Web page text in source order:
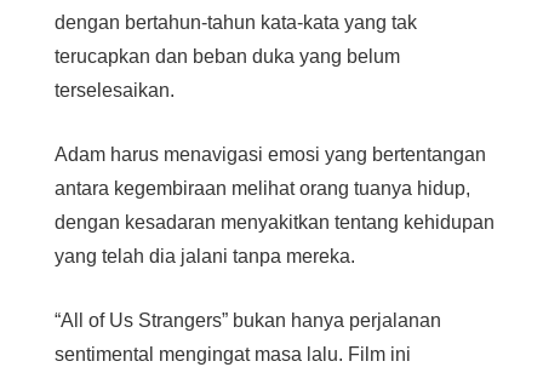
dengan bertahun-tahun kata-kata yang tak
terucapkan dan beban duka yang belum
terselesaikan.
Adam harus menavigasi emosi yang bertentangan
antara kegembiraan melihat orang tuanya hidup,
dengan kesadaran menyakitkan tentang kehidupan
yang telah dia jalani tanpa mereka.
“All of Us Strangers” bukan hanya perjalanan
sentimental mengingat masa lalu. Film ini